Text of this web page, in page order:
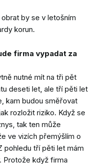
by se v letošním
korun.
firma vypadat za
nutné mít na tři pět
deseti let, ale tří pěti let
kam budou směřovat
rozložit riziko. Když se
tak ten může
ve vizích přemýšlím o
pohledu tří pěti let mám
Protože když firma